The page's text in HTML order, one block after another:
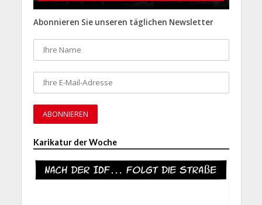
Abonnieren Sie unseren täglichen Newsletter
Karikatur der Woche